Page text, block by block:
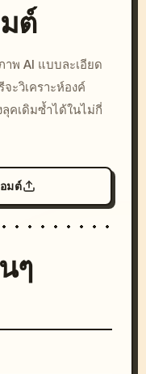
sunset, neon
8k --v 6.0
ต์
พ AI แบบละเอียด
ะวิเคราะห์องค์
คเดิมซ้ำได้ในไม่กี่
มต์
ๆ